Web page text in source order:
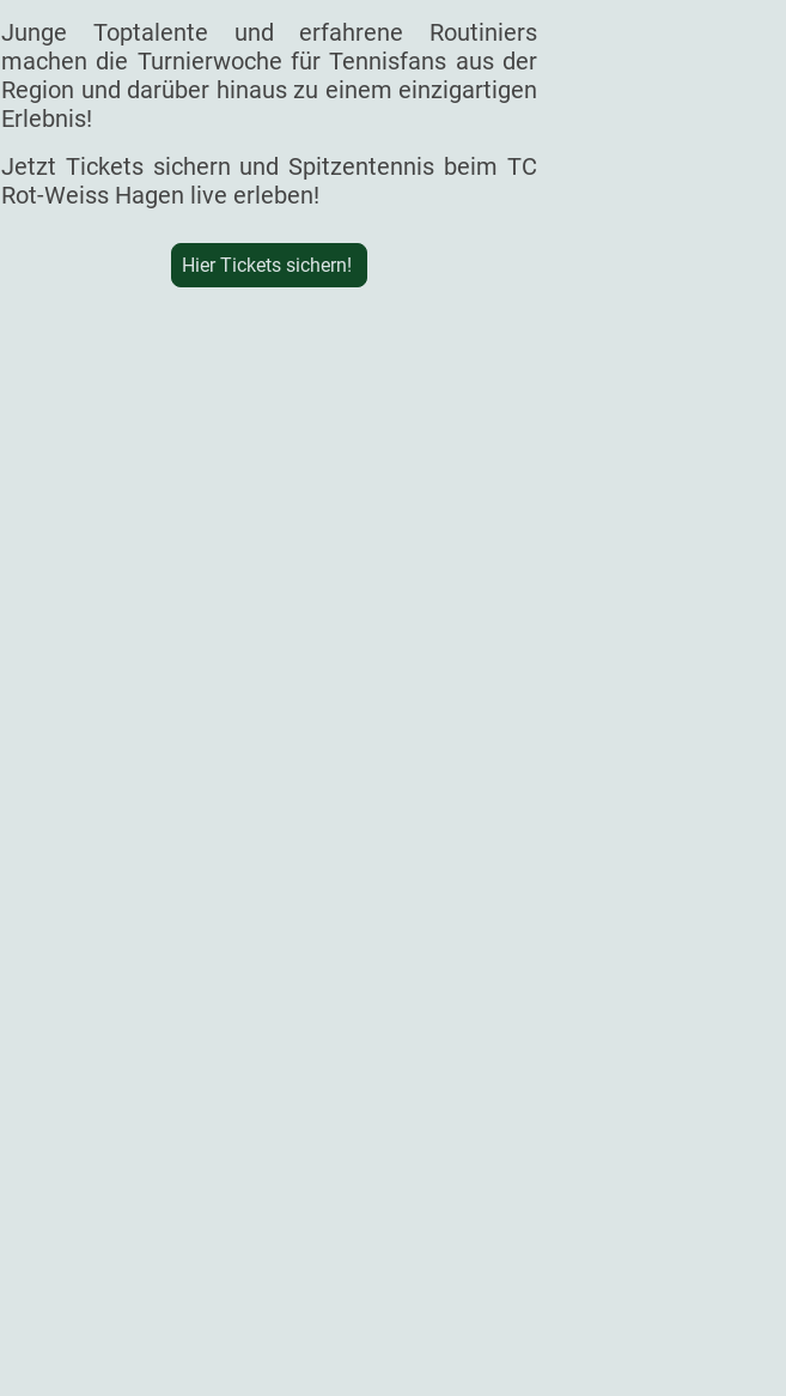
Junge Toptalente und erfahrene Routiniers
machen die Turnierwoche für Tennisfans aus der
Region und darüber hinaus zu einem einzigartigen
Erlebnis!
Jetzt Tickets sichern und Spitzentennis beim TC
Rot-Weiss Hagen live erleben!
Hier Tickets sichern!